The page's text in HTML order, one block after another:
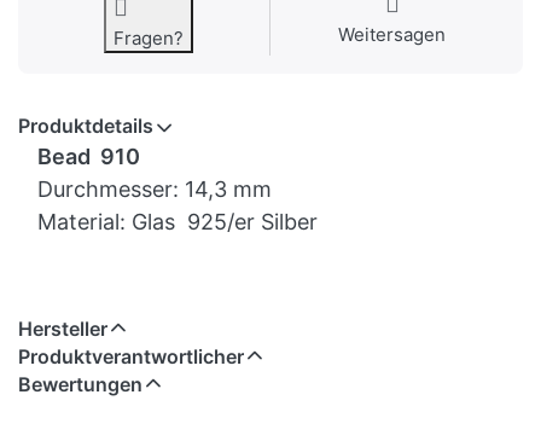
Fragen? Weitersagen
Produktdetails
Bead 910
Durchmesser: 14,3 mm
Material: Glas 925/er Silber
Hersteller
Produktverantwortlicher
Bewertungen